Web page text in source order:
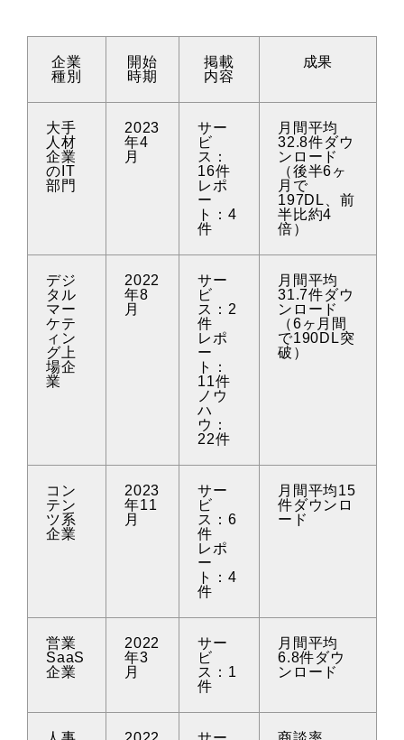
企業
種別
開始
時期
掲載
内容
成果
大手
人材
企業
のIT
部門
2023
年4
月
サー
ビ
ス：
16件
レポ
ー
ト：4
件
月間平均
32.8件ダウ
ンロード
（後半6ヶ
月で
197DL、前
半比約4
倍）
デジ
タル
マー
ケテ
ィン
グ上
場企
業
2022
年8
月
サー
ビ
ス：2
件
レポ
ー
ト：
11件
ノウ
ハ
ウ：
22件
月間平均
31.7件ダウ
ンロード
（6ヶ月間
で190DL突
破）
コン
テン
ツ系
企業
2023
年11
月
サー
ビ
ス：6
件
レポ
ー
ト：4
件
月間平均15
件ダウンロ
ード
営業
SaaS
企業
2022
年3
月
サー
ビ
ス：1
件
月間平均
6.8件ダウ
ンロード